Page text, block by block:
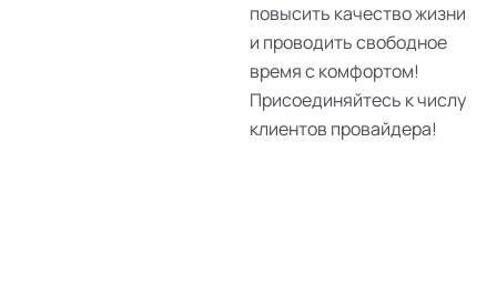
повысить качество жизни
и проводить свободное
время с комфортом!
Присоединяйтесь к числу
клиентов провайдера!